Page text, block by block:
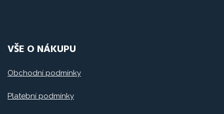
VŠE O NÁKUPU
Obchodní podmínky
Platební podmínky